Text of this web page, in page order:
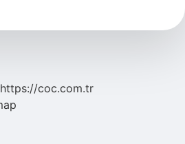
https://coc.com.tr